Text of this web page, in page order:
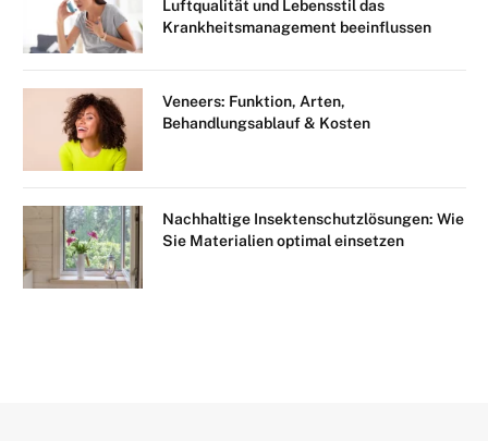
Luftqualität und Lebensstil das
Krankheitsmanagement beeinflussen
Veneers: Funktion, Arten,
Behandlungsablauf & Kosten
Nachhaltige Insektenschutzlösungen: Wie
Sie Materialien optimal einsetzen